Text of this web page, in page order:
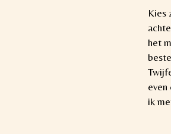
Kies
het
even
ik